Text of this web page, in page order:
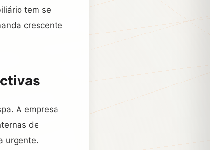
tem se
crescente
A empresa
de
urgente.